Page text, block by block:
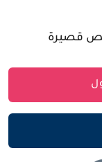
قصيرة